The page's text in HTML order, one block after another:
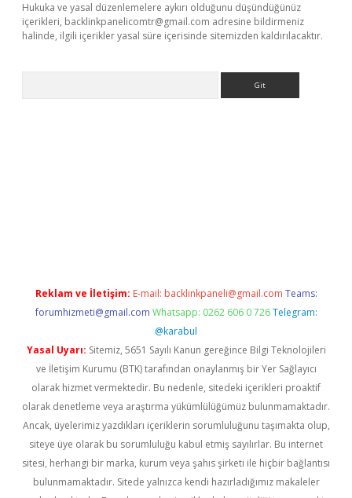
Hukuka ve yasal düzenlemelere aykırı olduğunu düşündüğünüz
içerikleri, backlinkpanelicomtr@gmail.com adresine bildirmeniz
halinde, ilgili içerikler yasal süre içerisinde sitemizden kaldırılacaktır.
Reklam ve İletişim: E-mail: backlinkpaneli@gmail.com Teams:
forumhizmeti@gmail.com Whatsapp: 0262 606 0 726 Telegram:
@karabul
Yasal Uyarı: Sitemiz, 5651 Sayılı Kanun gereğince Bilgi Teknolojileri
ve İletişim Kurumu (BTK) tarafından onaylanmış bir Yer Sağlayıcı
olarak hizmet vermektedir. Bu nedenle, sitedeki içerikleri proaktif
olarak denetleme veya araştırma yükümlülüğümüz bulunmamaktadır.
Ancak, üyelerimiz yazdıkları içeriklerin sorumluluğunu taşımakta olup,
siteye üye olarak bu sorumluluğu kabul etmiş sayılırlar. Bu internet
sitesi, herhangi bir marka, kurum veya şahıs şirketi ile hiçbir bağlantısı
bulunmamaktadır. Sitede yalnızca kendi hazırladığımız makaleler